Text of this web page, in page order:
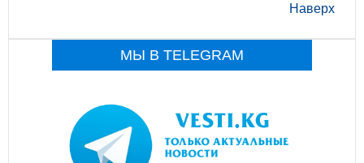
Наверх
МЫ В TELEGRAM